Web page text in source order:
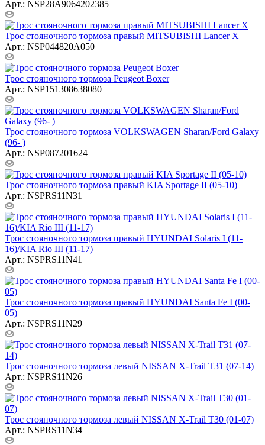
Арт.: NSP28A9064202385
Трос стояночного тормоза правый MITSUBISHI Lancer X
Арт.: NSP044820A050
Трос стояночного тормоза Peugeot Boxer
Арт.: NSP151308638080
Трос стояночного тормоза VOLKSWAGEN Sharan/Ford Galaxy
(96- )
Арт.: NSP087201624
Трос стояночного тормоза правый KIA Sportage II (05-10)
Арт.: NSPRS11N31
Трос стояночного тормоза правый HYUNDAI Solaris I (11-
16)/KIA Rio III (11-17)
Арт.: NSPRS11N41
Трос стояночного тормоза правый HYUNDAI Santa Fe I (00-
05)
Арт.: NSPRS11N29
Трос стояночного тормоза левый NISSAN X-Trail T31 (07-14)
Арт.: NSPRS11N26
Трос стояночного тормоза левый NISSAN X-Trail T30 (01-07)
Арт.: NSPRS11N34